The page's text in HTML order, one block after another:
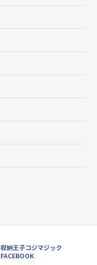
収納王子コジマジック
FACEBOOK